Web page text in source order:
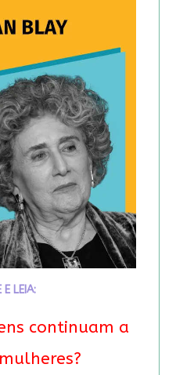
E LEIA:
continuam a